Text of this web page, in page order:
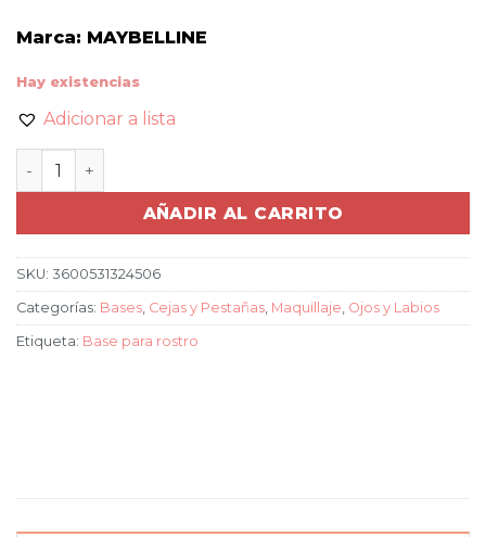
Marca: MAYBELLINE
Hay existencias
Adicionar a lista
MAYBELLINE FIT ME MATTE+ PORELESS -110 cantidad
AÑADIR AL CARRITO
SKU: 3600531324506
Categorías: Bases Cejas y Pestañas Maquillaje Ojos y Labios
Etiqueta: Base para rostro